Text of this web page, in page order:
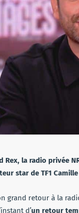
Rex, la radio privée
star de TF1
grand retour à la
d’un retour